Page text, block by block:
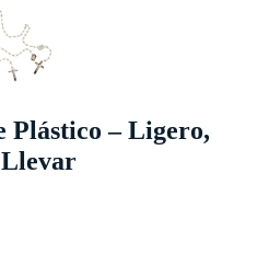
Plástico – Ligero,